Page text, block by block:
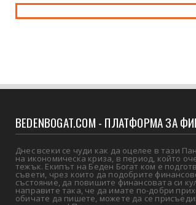
BEDENBOGAT.COM - ПЛАТФОРМА ЗА
Днес всеки се чуди как да оцелее в тази
на икономическа криза, в период, който
тежък. Екипът на Беден Богат ком е
съвети, чрез които да подобрите
състояние, да повишите финансовата си
направите така, че да имате по-добри
обичате да пишете, можете да се